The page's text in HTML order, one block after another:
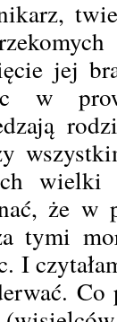
jej
w
że w
tymi
I